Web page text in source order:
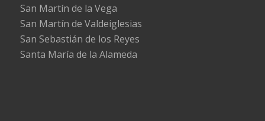
San Martín de la Vega
San Martín de Valdeiglesias
San Sebastián de los Reyes
Santa María de la Alameda